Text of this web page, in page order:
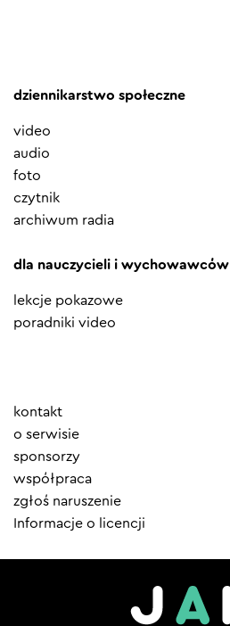
dziennikarstwo społeczne
video
audio
foto
czytnik
archiwum radia
dla nauczycieli i wychowawców
lekcje pokazowe
poradniki video
Element
menu
kontakt
o serwisie
sponsorzy
współpraca
zgłoś naruszenie
Informacje o licencji